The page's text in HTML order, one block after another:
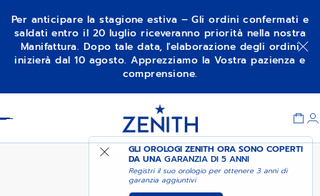
Per anticipare la stagione estiva – Gli ordini confermati e
saldati entro il 20 luglio riceveranno priorità nella nostra
Manifattura. Dopo tale data, l'elaborazione degli ordini
inizierà dal 10 agosto. Apprezziamo la Vostra pazienza e
comprensione.
GLI OROLOGI ZENITH ORA SONO COPERTI
DA UNAGARANZIA DI 5 ANNI
Registri il suo orologio per ottenere 3 anni di
garanzia aggiuntivi
ELITE MOONPHASE AVVISAMI QUANDO È
DISPONIBILE